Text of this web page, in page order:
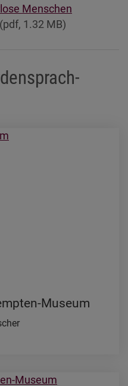
Menschen
(pdf, 1.32 MB)
Museum